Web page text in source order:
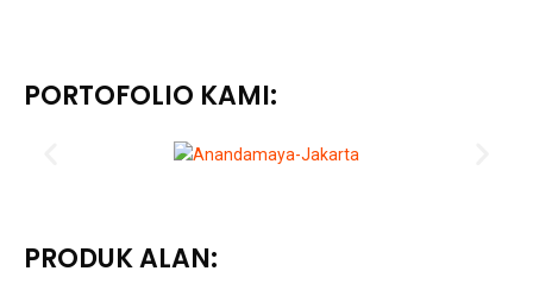
PORTOFOLIO KAMI:
PRODUK ALAN: